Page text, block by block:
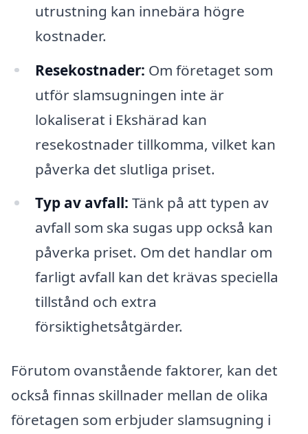
utrustning kan innebära högre
kostnader.
Resekostnader: Om företaget som
utför slamsugningen inte är
lokaliserat i Ekshärad kan
resekostnader tillkomma, vilket kan
påverka det slutliga priset.
Typ av avfall: Tänk på att typen av
avfall som ska sugas upp också kan
påverka priset. Om det handlar om
farligt avfall kan det krävas speciella
tillstånd och extra
försiktighetsåtgärder.
Förutom ovanstående faktorer, kan det
också finnas skillnader mellan de olika
företagen som erbjuder slamsugning i